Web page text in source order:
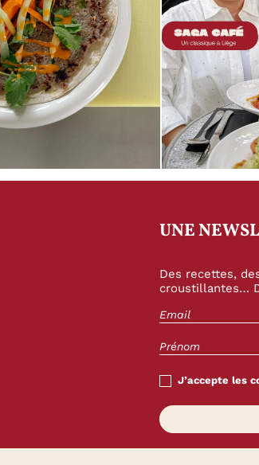
UNE
Des recettes,
croustillantes…
J’accepte les